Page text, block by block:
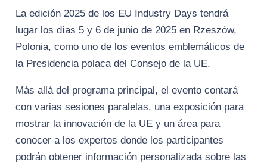
La edición 2025 de los EU Industry Days tendrá
lugar los días 5 y 6 de junio de 2025 en Rzeszów,
Polonia, como uno de los eventos emblemáticos de
la Presidencia polaca del Consejo de la UE.
Más allá del programa principal, el evento contará
con varias sesiones paralelas, una exposición para
mostrar la innovación de la UE y un área para
conocer a los expertos donde los participantes
podrán obtener información personalizada sobre las